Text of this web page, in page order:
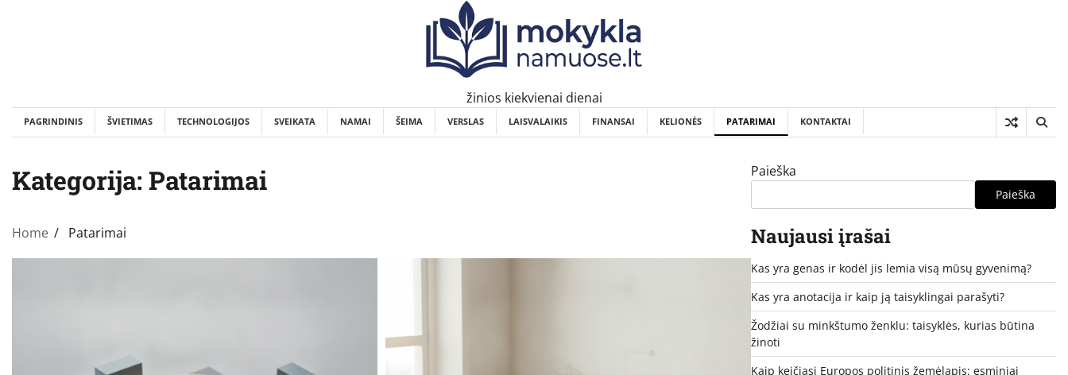
žinios kiekvienai dienai
PAGRINDINIS ŠVIETIMAS TECHNOLOGIJOS SVEIKATA NAMAI ŠEIMA VERSLAS LAISVALAIKIS FINANSAI KELIONĖS PATARIMAI KONTAKTAI
Kategorija: Patarimai
Home Patarimai
Paieška
Paieška
Naujausi įrašai
Kas yra genas ir kodėl jis lemia visą mūsų gyvenimą?
Kas yra anotacija ir kaip ją taisyklingai parašyti?
Žodžiai su minkštumo ženklu: taisyklės, kurias būtina
žinoti
Kaip keičiasi Europos politinis žemėlapis: esminiai